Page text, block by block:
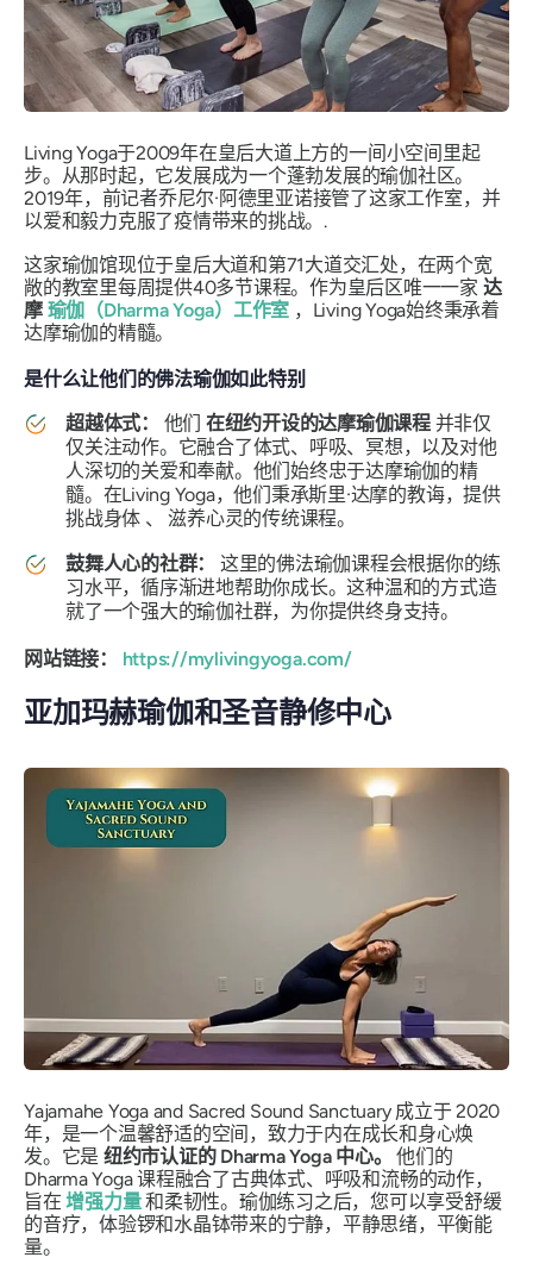
Living Yoga于2009年在皇后大道上方的一间小空间里起
步。从那时起，它发展成为一个蓬勃发展的瑜伽社区。
2019年，前记者乔尼尔·阿德里亚诺接管了这家工作室，并
以爱和毅力克服了疫情带来的挑战。.
这家瑜伽馆现位于皇后大道和第71大道交汇处，在两个宽
敞的教室里每周提供40多节课程。作为皇后区唯一一家 达
摩 瑜伽（Dharma Yoga）工作室 ，Living Yoga始终秉承着
达摩瑜伽的精髓。
是什么让他们的佛法瑜伽如此特别
超越体式： 他们 在纽约开设的达摩瑜伽课程 并非仅
仅关注动作。它融合了体式、呼吸、冥想，以及对他
人深切的关爱和奉献。他们始终忠于达摩瑜伽的精
髓。在Living Yoga，他们秉承斯里·达摩的教诲，提供
挑战身体 、
滋养心灵的传统课程。
鼓舞人心的社群： 这里的佛法瑜伽课程会根据你的练
习水平，循序渐进地帮助你成长。这种温和的方式造
就了一个强大的瑜伽社群，为你提供终身支持。
网站链接： https://mylivingyoga.com/
亚加玛赫瑜伽和圣音静修中心
Yajamahe Yoga and Sacred Sound Sanctuary 成立于 2020
年，是一个温馨舒适的空间，致力于内在成长和身心焕
发。它是 纽约市认证的 Dharma Yoga 中心。
他们的
Dharma Yoga 课程融合了古典体式、呼吸和流畅的动作，
旨在增强力量和柔韧性。瑜伽练习之后，您可以享受舒缓
的音疗，体验锣和水晶钵带来的宁静，平静思绪，平衡能
量。